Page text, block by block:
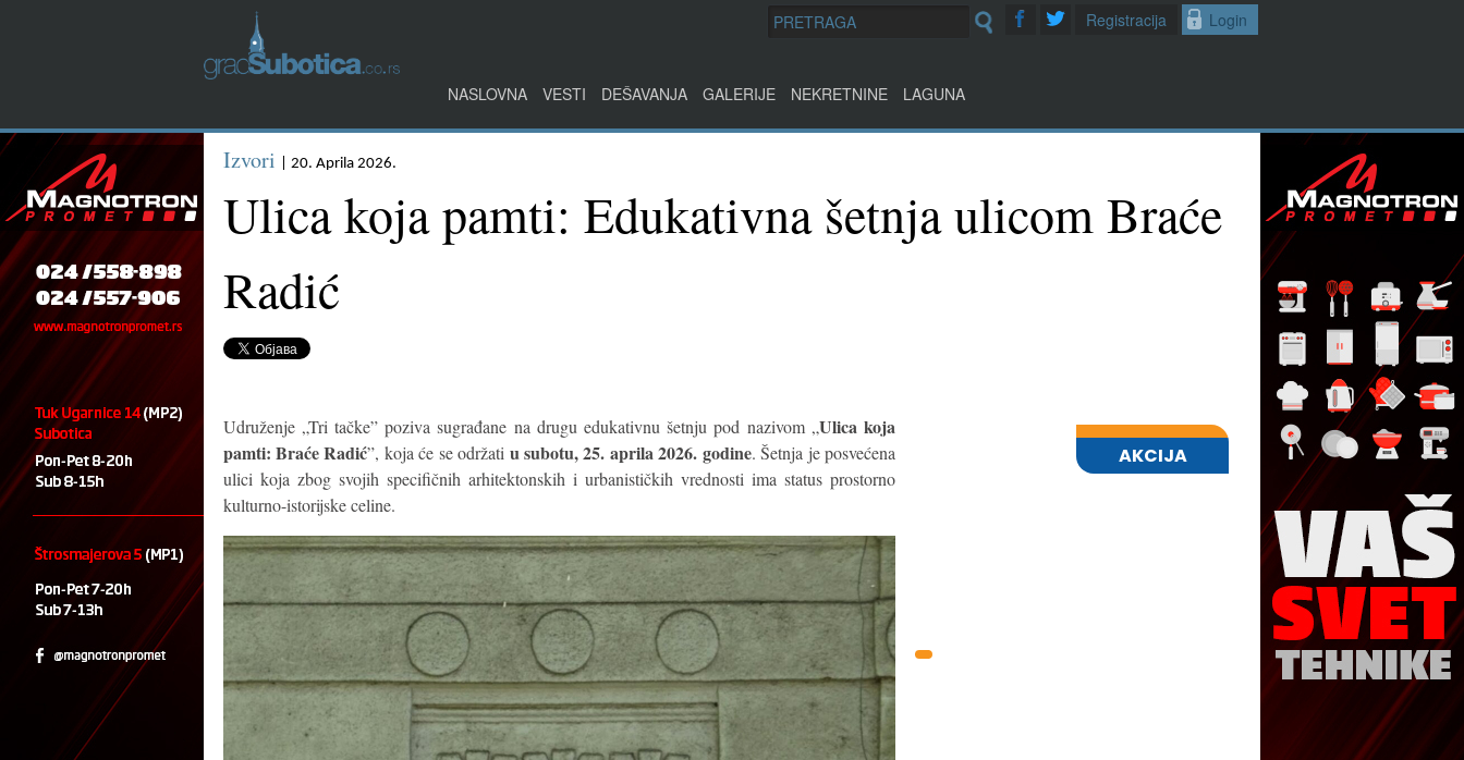
Login
Registracija
NASLOVNA VESTI DEŠAVANJA GALERIJE NEKRETNINE LAGUNA
Izvori | 20. Aprila 2026.
Ulica koja pamti: Edukativna šetnja ulicom Braće
Radić
Udruženje „Tri tačke” poziva sugrađane na drugu edukativnu šetnju pod nazivom „Ulica koja
pamti: Braće Radić”, koja će se održati u subotu, 25. aprila 2026. godine. Šetnja je posvećena
ulici koja zbog svojih specifičnih arhitektonskih i urbanističkih vrednosti ima status prostorno
kulturno-istorijske celine.